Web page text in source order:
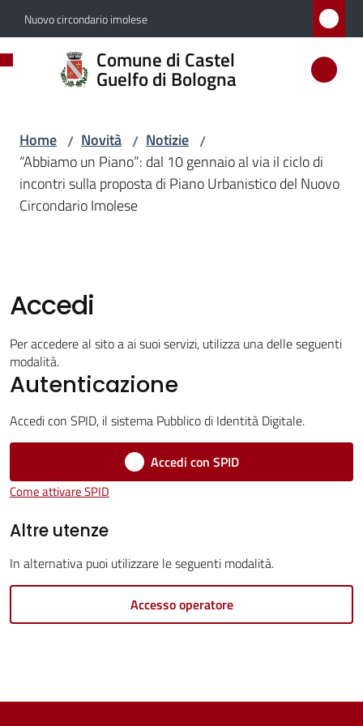
Vai al contenuto
Vai alla navigazione
Vai al footer
Nuovo circondario imolese
Comune di Castel
Guelfo di Bologna
Comune
di
di
Bologna
Novità
Menu selezionato
Servizi
Vivere
Servizi
online
Tutti
Home / Novità / Notizie /
“Abbiamo un Piano”: dal 10 gennaio al via il ciclo di
incontri sulla proposta di Piano Urbanistico del Nuovo
Circondario Imolese
Accedi
Per accedere al sito a ai suoi servizi, utilizza una delle seguenti
modalità.
Autenticazione
Accedi con SPID, il sistema Pubblico di Identità Digitale.
Accedi con SPID
Come attivare SPID
Altre utenze
In alternativa puoi utilizzare le seguenti modalità.
Accesso operatore